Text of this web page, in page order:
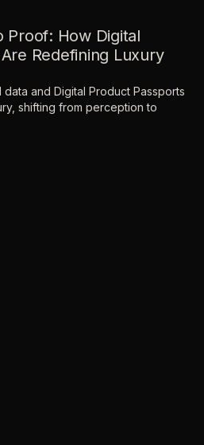
Proof: How Digital
Redefining Luxury
and Digital Product Passports
shifting from perception to